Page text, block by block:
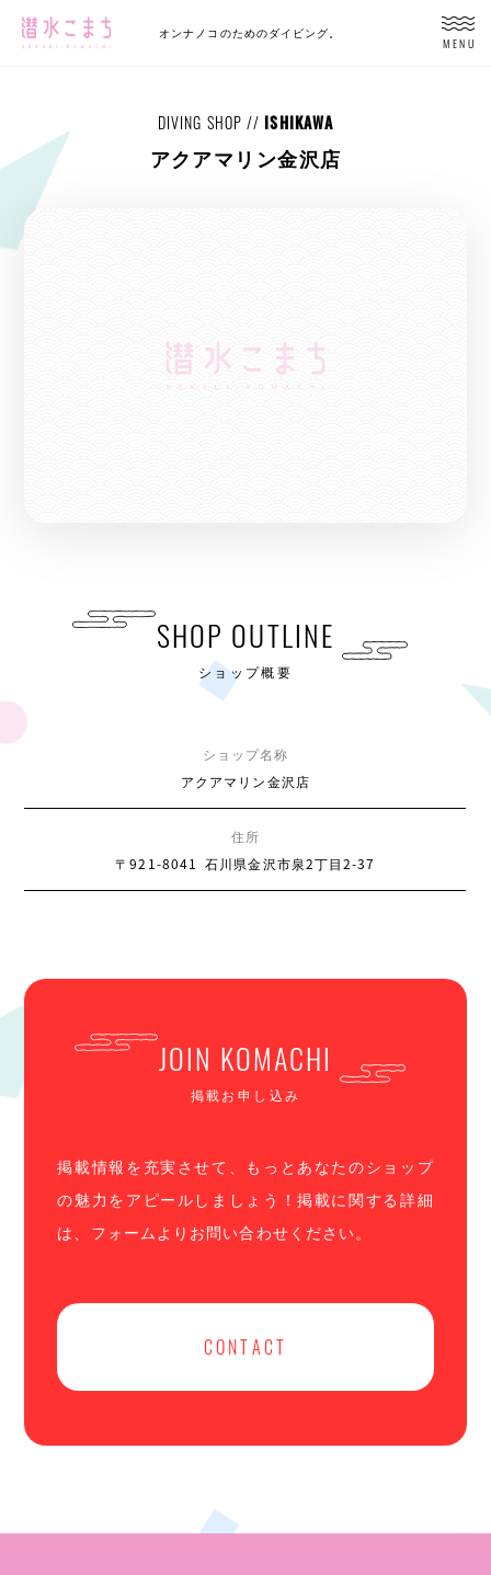
MENU
オンナノコのためのダイビング。
DIVING SHOP //ISHIKAWA
アクアマリン金沢店
SHOP OUTLINE
ショップ概要
ショップ名称
アクアマリン金沢店
住所
〒921-8041 石川県金沢市泉2丁目2-37
JOIN KOMACHI
掲載お申し込み
掲載情報を充実させて、もっとあなたのショップ
の魅力をアピールしましょう！掲載に関する詳細
は、フォームよりお問い合わせください。
CONTACT